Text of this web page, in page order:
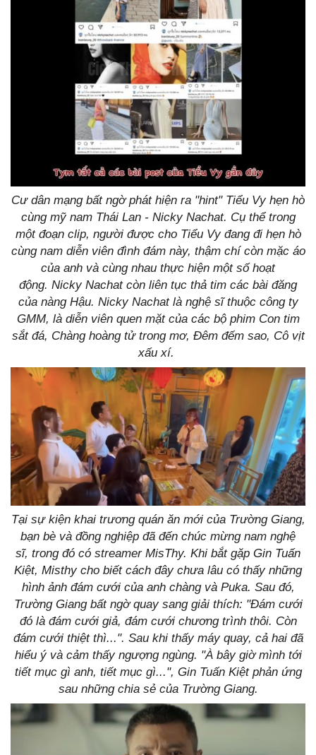
Cư dân mạng bất ngờ phát hiện ra "hint" Tiểu Vy hẹn hò
cùng mỹ nam Thái Lan - Nicky Nachat. Cụ thể trong
một đoạn clip, người được cho Tiểu Vy đang đi hẹn hò
cùng nam diễn viên đình đám này, thậm chí còn mặc áo
của anh và cùng nhau thực hiện một số hoạt
động. Nicky Nachat còn liên tục thả tim các bài đăng
của nàng Hậu. Nicky Nachat là nghệ sĩ thuộc công ty
GMM, là diễn viên quen mặt của các bộ phim Con tim
sắt đá, Chàng hoàng tử trong mơ, Đêm đếm sao, Cô vịt
xấu xí.
Tại sự kiện khai trương quán ăn mới của Trường Giang,
bạn bè và đồng nghiệp đã đến chúc mừng nam nghệ
sĩ, trong đó có streamer MisThy. Khi bắt gặp Gin Tuấn
Kiệt, Misthy cho biết cách đây chưa lâu có thấy những
hình ảnh đám cưới của anh chàng và Puka. Sau đó,
Trường Giang bất ngờ quay sang giải thích: "Đám cưới
đó là đám cưới giả, đám cưới chương trình thôi. Còn
đám cưới thiệt thì...". Sau khi thấy máy quay, cả hai đã
hiểu ý và cảm thấy ngượng ngùng. "À bây giờ mình tới
tiết mục gì anh, tiết mục gì...", Gin Tuấn Kiệt phản ứng
sau những chia sẻ của Trường Giang.